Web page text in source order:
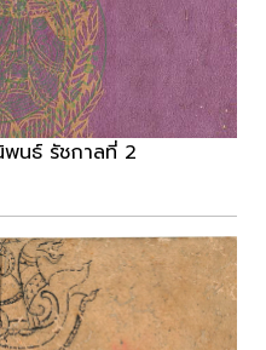
พนธ์ รัชกาลที่ 2